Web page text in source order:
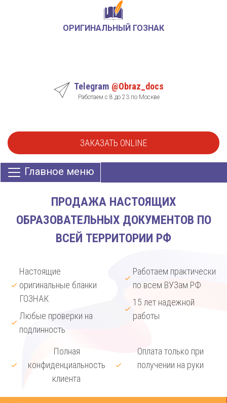
ОРИГИНАЛЬНЫЙ ГОЗНАК
Telegram @Obraz_docs
Работаем с 8 до 23 по Москве
ЗАКАЗАТЬ ONLINE
Главное меню
ПРОДАЖА НАСТОЯЩИХ
ОБРАЗОВАТЕЛЬНЫХ ДОКУМЕНТОВ ПО
ВСЕЙ ТЕРРИТОРИИ РФ
Настоящие
оригинальные бланки
ГОЗНАК
Любые проверки на
подлинность
Работаем практически
по всем ВУЗам РФ
15 лет надежной
работы
Полная
конфиденциальность
клиента
Оплата только при
получении на руки